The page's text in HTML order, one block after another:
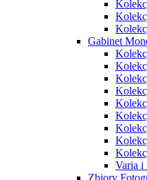
Gabinet
Varia i
Zbiory